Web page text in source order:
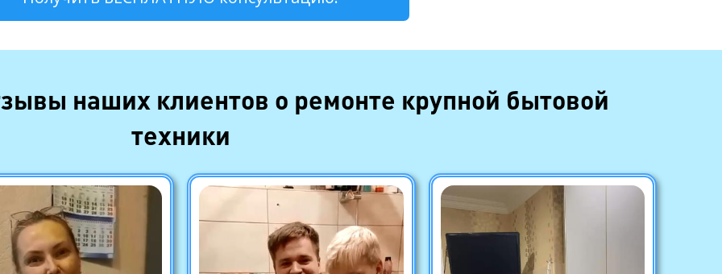
наших клиентов о ремонте крупной бытовой
техники